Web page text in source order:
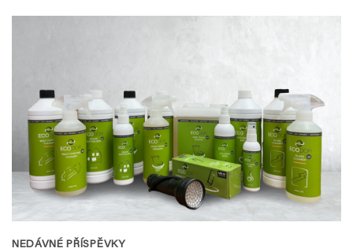
NEDÁVNÉ PŘÍSPĚVKY